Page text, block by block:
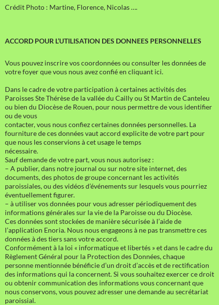
Crédit Photo : Martine, Florence, Nicolas ….
ACCORD POUR L’UTILISATION DES DONNEES PERSONNELLES
Vous pouvez inscrire vos coordonnées ou consulter les données de
votre foyer que vous nous avez confié en cliquant ici.
Dans le cadre de votre participation à certaines activités des
Paroisses Ste Thérèse de la vallée du Cailly ou St Martin de Canteleu
ou bien du Diocèse de Rouen, pour nous permettre de vous identifier
ou de vous
contacter, vous nous confiez certaines données personnelles. La
fourniture de ces données vaut accord explicite de votre part pour
que nous les conservions à cet usage le temps
nécessaire.
Sauf demande de votre part, vous nous autorisez :
– A publier, dans notre journal ou sur notre site internet, des
documents, des photos de groupe concernant les activités
paroissiales, ou des vidéos d’événements sur lesquels vous pourriez
éventuellement figurer.
– à utiliser vos données pour vous adresser périodiquement des
informations générales sur la vie de la Paroisse ou du Diocèse.
Ces données sont stockées de manière sécurisée à l’aide de
l’application Enoria. Nous nous engageons à ne pas transmettre ces
données à des tiers sans votre accord.
Conformément à la loi « informatique et libertés » et dans le cadre du
Règlement Général pour la Protection des Données, chaque
personne mentionnée bénéficie d’un droit d’accès et de rectification
des informations qui la concernent. Si vous souhaitez exercer ce droit
ou obtenir communication des informations vous concernant que
nous conservons, vous pouvez adresser une demande au secrétariat
paroissial.